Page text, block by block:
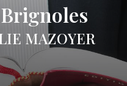
MAZOYER